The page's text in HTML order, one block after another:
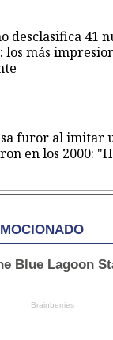
desclasifica 41
los más
furor al imitar
en los 2000: